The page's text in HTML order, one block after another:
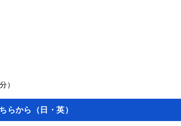
）
らから（日・英）